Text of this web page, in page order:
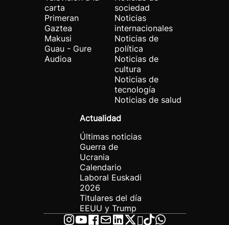
carta
Primeran
Gaztea
Makusi
Guau - Gure
Audioa
sociedad
Noticias
internacionales
Noticias de
política
Noticias de
cultura
Noticias de
tecnología
Noticias de salud
Actualidad
Últimas noticias
Guerra de
Ucrania
Calendario
Laboral Euskadi
2026
Titulares del día
EEUU y Trump